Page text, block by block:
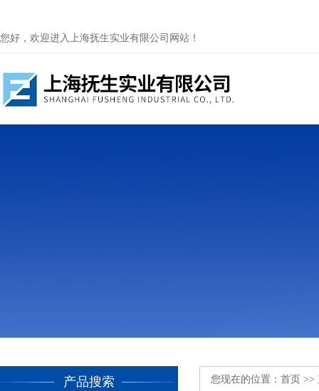
您好，欢迎进入上海抚生实业有限公司网站！
产品搜索 您现在的位置： 首页 >>